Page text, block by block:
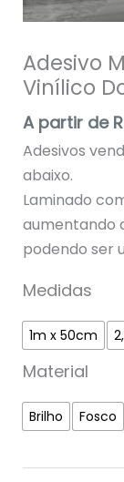
Adesivo
Vinílico
A partir de
Adesivos
abaixo.
Laminado
aumentando
podendo ser
Medidas
1m x 50cm
Material
Brilho Fosco